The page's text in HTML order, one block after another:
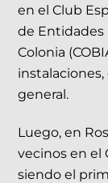
en el Club
de Entidades
Colonia
general.
Luego, en
vecinos en el
siendo el